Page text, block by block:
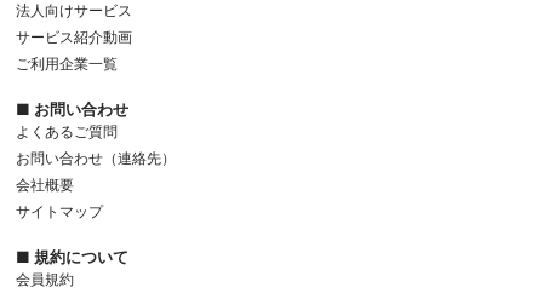
法人向けサービス
サービス紹介動画
ご利用企業一覧
■ お問い合わせ
よくあるご質問
お問い合わせ（連絡先）
会社概要
サイトマップ
■ 規約について
会員規約